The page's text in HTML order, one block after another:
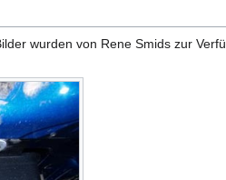
wurden von Rene Smids zur